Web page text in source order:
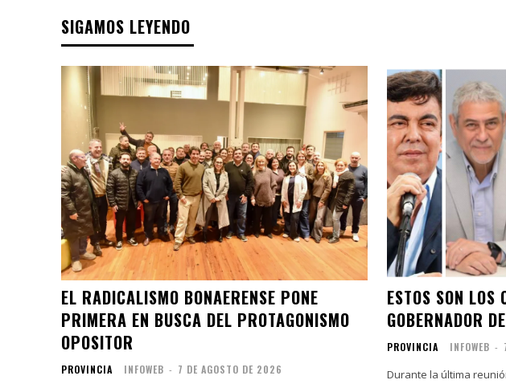
SIGAMOS LEYENDO
EL RADICALISMO BONAERENSE PONE
PRIMERA EN BUSCA DEL PROTAGONISMO
OPOSITOR
PROVINCIA INFOWEB - 7 DE AGOSTO DE 2026
ESTOS SON LOS
GOBERNADOR
PROVINCIA INFOWEB -
Durante la última